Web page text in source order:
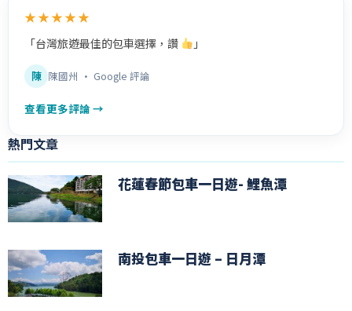
★★★★★
「台灣旅遊最佳的包車選擇，讚 」
陳 陳國州 · Google 評論
查看更多評論 →
熱門文章
花蓮春節包車一日遊- 鯉魚潭
南投包車一日遊 – 日月潭